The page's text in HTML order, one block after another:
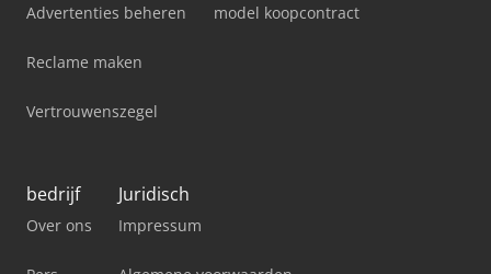
Advertenties beheren
Reclame maken
Vertrouwenszegel
model koopcontract
bedrijf
Over ons
Juridisch
Impressum